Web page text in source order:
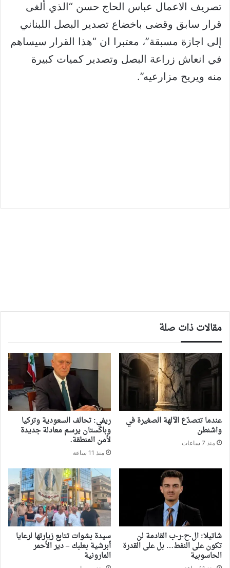
تصريف الاعمال عباس الحاج حسن “الذي ألغى
قرار سابق وقضى باخضاع تصدير البصل اللبناني
إلى اجازة مسبقة”، معتبرا ان “هذا القرار سيساهم
في انعاش زراعة البصل وتصدير كميات كبيرة
منه ويريح مزارعيه”.
مقالات ذات صلة
‏عندما تتصدّع الآلهة الصغيرة في
واشنطن
منذ 7 ساعات
ريفي: تحالف السعودية وتركيا
وباكستان يرسم معادلة جديدة
لأمن المنطقة.
منذ 11 ساعة
شاتيلا: ال-ح-ر-ب القادمة لن
تكون على النفط… بل على القدرة
الحاسوبية
سيدة بشوات تتابع زيارتها لرعايا
أبرشية بعلبك – دير الأحمر
المارونية